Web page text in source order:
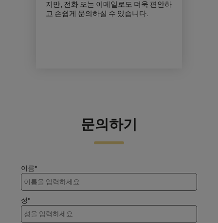
지만, 전화 또는 이메일로도 더욱 편안하
고 손쉽게 문의하실 수 있습니다.
문의하기
이름*
성*